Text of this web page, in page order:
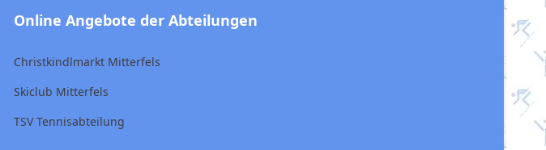
Online Angebote der Abteilungen
Christkindlmarkt Mitterfels
Skiclub Mitterfels
TSV Tennisabteilung